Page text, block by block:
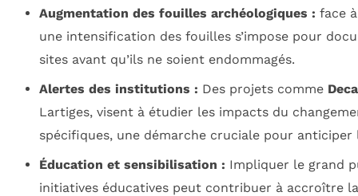
Augmentation des fouilles archéologiques : face
une intensification des fouilles s’impose pour
sites avant qu’ils ne soient endommagés.
Alertes des institutions : Des projets comme
Lartiges, visent à étudier les impacts du
spécifiques, une démarche cruciale pour anticiper
Éducation et sensibilisation : Impliquer le grand
initiatives éducatives peut contribuer à accroître